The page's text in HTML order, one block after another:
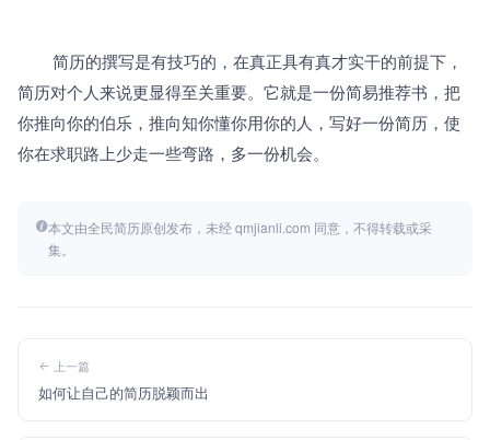
简历对个人来说更显得至关重要。它就是一份简易推荐书，把
你推向你的伯乐，推向知你懂你用你的人，写好一份简历，使
你在求职路上少走一些弯路，多一份机会。
本文由全民简历原创发布，未经 qmjianli.com 同意，不得转载或采
集。
上一篇
如何让自己的简历脱颖而出